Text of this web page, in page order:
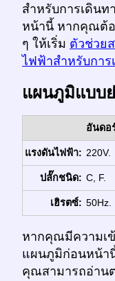
สำหรับการเดินท
หน้านี้ หากคุณต้อ
ๆ ให้เริ่ม ตัวช่วย
ไฟฟ้าสำหรับกา
แผนภูมิแบบย่
อันดอ
แรงดันไฟฟ้า: 220V.
ปลั๊กชนิด: C, F.
เฮิรตซ์: 50Hz.
หากคุณมีความเ
แผนภูมิก่อนหน้า
คุณสามารถอ่าน